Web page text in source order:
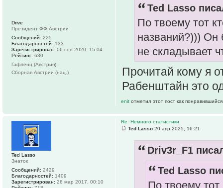
Ted Lasso
По твоему тот
названий?))) Он
не складывает
Прочитай кому я
Рабенштайн это
enit отметил этот пост как
Drive
Президент ФФ Австрии
Сообщений: 225
Благодарностей: 133
Зарегистрирован: 06 сен 2020, 15:04
Рейтинг: 630
Гафленц (Австрия)
Сборная Австрии (нац.)
Re: Немного статистики
Ted Lasso 20 апр 2025, 16:21
Driv3r_F1
Ted Lasso
По твоему тот
Ted Lasso
Знаток
Сообщений: 2429
Благодарностей: 1409
Зарегистрирован: 26 мар 2017, 00:10